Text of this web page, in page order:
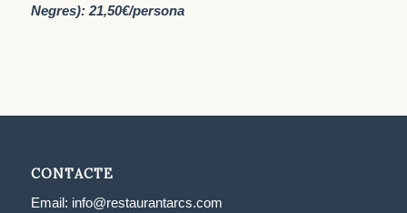
Negres): 21,50€/persona
CONTACTE
Email: info@restaurantarcs.com